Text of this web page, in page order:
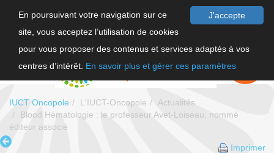
J'accepte
En poursuivant votre navigation sur ce
site, vous acceptez l’utilisation de cookies
pour vous proposer des contenus et services adaptés à vos
centres d’intérêt. En savoir plus et gérer ces paramètres
FAIRE UN
DON
IUCT Oncopole L'IUCT-Oncopole
Actualités
Blood Hématologie : le professeur Avet-Loiseau, nommé
éditeur associé
Imprimer